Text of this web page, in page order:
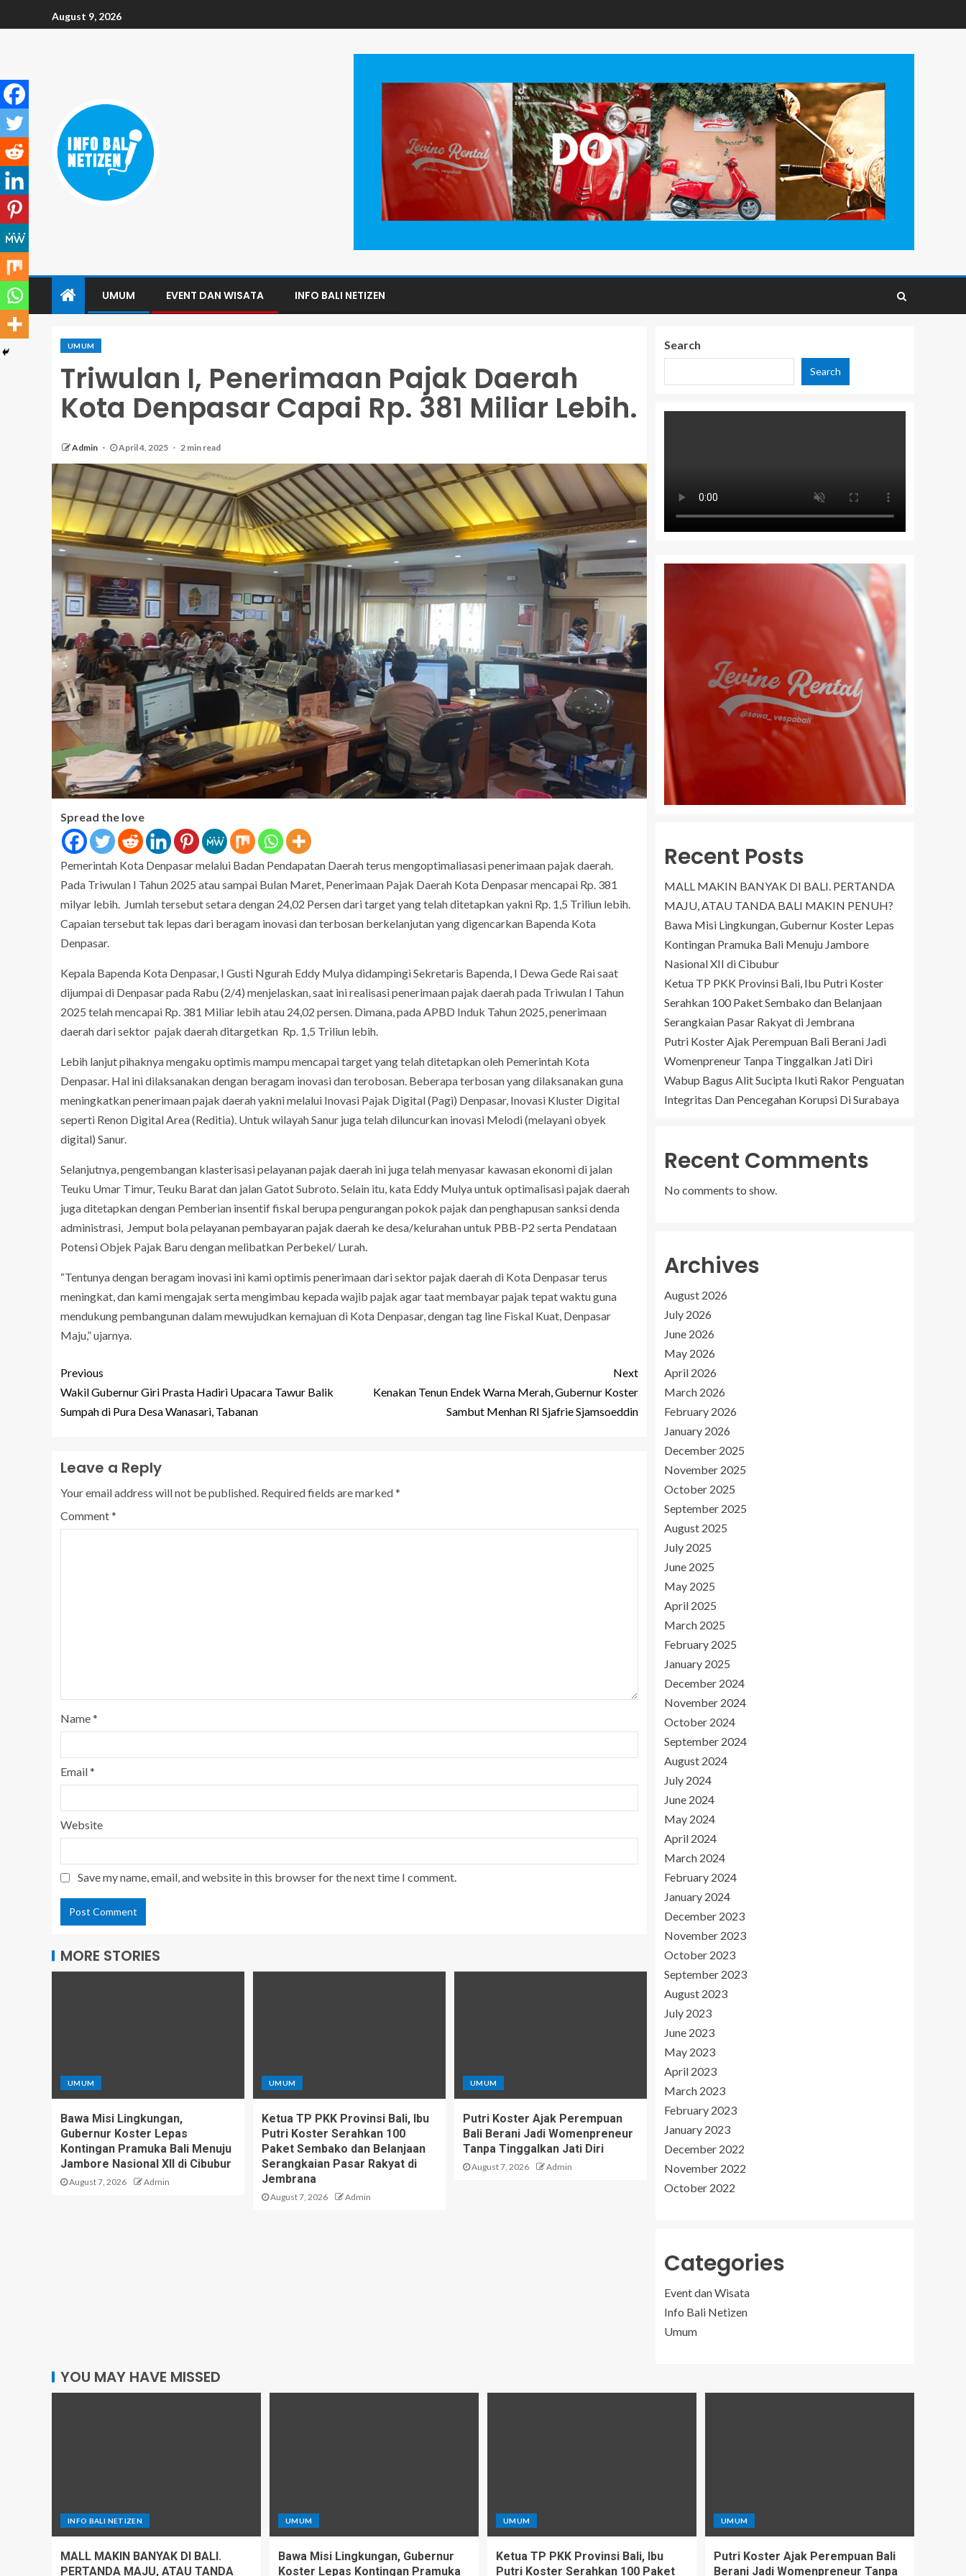
August 9, 2026
UMUM EVENT DAN WISATA INFO BALI NETIZEN
UMUM
Triwulan I, Penerimaan Pajak Daerah
Kota Denpasar Capai Rp. 381 Miliar Lebih.
Admin April 4, 2025 2 min read
Spread the love
Pemerintah Kota Denpasar melalui Badan Pendapatan Daerah terus mengoptimaliasasi penerimaan pajak daerah.
Pada Triwulan I Tahun 2025 atau sampai Bulan Maret, Penerimaan Pajak Daerah Kota Denpasar mencapai Rp. 381
milyar lebih. Jumlah tersebut setara dengan 24,02 Persen dari target yang telah ditetapkan yakni Rp. 1,5 Triliun lebih.
Capaian tersebut tak lepas dari beragam inovasi dan terbosan berkelanjutan yang digencarkan Bapenda Kota
Denpasar.
Kepala Bapenda Kota Denpasar, I Gusti Ngurah Eddy Mulya didampingi Sekretaris Bapenda, I Dewa Gede Rai saat
dijumpai di Denpasar pada Rabu (2/4) menjelaskan, saat ini realisasi penerimaan pajak daerah pada Triwulan I Tahun
2025 telah mencapai Rp. 381 Miliar lebih atau 24,02 persen. Dimana, pada APBD Induk Tahun 2025, penerimaan
daerah dari sektor pajak daerah ditargetkan Rp. 1,5 Triliun lebih.
Lebih lanjut pihaknya mengaku optimis mampu mencapai target yang telah ditetapkan oleh Pemerintah Kota
Denpasar. Hal ini dilaksanakan dengan beragam inovasi dan terobosan. Beberapa terbosan yang dilaksanakan guna
meningkatkan penerimaan pajak daerah yakni melalui Inovasi Pajak Digital (Pagi) Denpasar, Inovasi Kluster Digital
seperti Renon Digital Area (Reditia). Untuk wilayah Sanur juga telah diluncurkan inovasi Melodi (melayani obyek
digital) Sanur.
Selanjutnya, pengembangan klasterisasi pelayanan pajak daerah ini juga telah menyasar kawasan ekonomi di jalan
Teuku Umar Timur, Teuku Barat dan jalan Gatot Subroto. Selain itu, kata Eddy Mulya untuk optimalisasi pajak daerah
juga ditetapkan dengan Pemberian insentif fiskal berupa pengurangan pokok pajak dan penghapusan sanksi denda
administrasi, Jemput bola pelayanan pembayaran pajak daerah ke desa/kelurahan untuk PBB-P2 serta Pendataan
Potensi Objek Pajak Baru dengan melibatkan Perbekel/ Lurah.
“Tentunya dengan beragam inovasi ini kami optimis penerimaan dari sektor pajak daerah di Kota Denpasar terus
meningkat, dan kami mengajak serta mengimbau kepada wajib pajak agar taat membayar pajak tepat waktu guna
mendukung pembangunan dalam mewujudkan kemajuan di Kota Denpasar, dengan tag line Fiskal Kuat, Denpasar
Maju,” ujarnya.
Previous
Wakil Gubernur Giri Prasta Hadiri Upacara Tawur Balik
Sumpah di Pura Desa Wanasari, Tabanan
Next
Kenakan Tenun Endek Warna Merah, Gubernur Koster
Sambut Menhan RI Sjafrie Sjamsoeddin
Leave a Reply
Your email address will not be published. Required fields are marked*
Comment*
Name*
Email*
Website
Save my name, email, and website in this browser for the next time I comment.
MORE STORIES
UMUM
Bawa Misi Lingkungan,
Gubernur Koster Lepas
Kontingan Pramuka Bali Menuju
Jambore Nasional XII di Cibubur
August 7, 2026 Admin
UMUM
Ketua TP PKK Provinsi Bali, Ibu
Putri Koster Serahkan 100
Paket Sembako dan Belanjaan
Serangkaian Pasar Rakyat di
Jembrana
August 7, 2026 Admin
UMUM
Putri Koster Ajak Perempuan
Bali Berani Jadi Womenpreneur
Tanpa Tinggalkan Jati Diri
August 7, 2026 Admin
Search
Search
Recent Posts
MALL MAKIN BANYAK DI BALI. PERTANDA
MAJU, ATAU TANDA BALI MAKIN PENUH?
Bawa Misi Lingkungan, Gubernur Koster Lepas
Kontingan Pramuka Bali Menuju Jambore
Nasional XII di Cibubur
Ketua TP PKK Provinsi Bali, Ibu Putri Koster
Serahkan 100 Paket Sembako dan Belanjaan
Serangkaian Pasar Rakyat di Jembrana
Putri Koster Ajak Perempuan Bali Berani Jadi
Womenpreneur Tanpa Tinggalkan Jati Diri
Wabup Bagus Alit Sucipta Ikuti Rakor Penguatan
Integritas Dan Pencegahan Korupsi Di Surabaya
Recent Comments
No comments to show.
Archives
August 2026
July 2026
June 2026
May 2026
April 2026
March 2026
February 2026
January 2026
December 2025
November 2025
October 2025
September 2025
August 2025
July 2025
June 2025
May 2025
April 2025
March 2025
February 2025
January 2025
December 2024
November 2024
October 2024
September 2024
August 2024
July 2024
June 2024
May 2024
April 2024
March 2024
February 2024
January 2024
December 2023
November 2023
October 2023
September 2023
August 2023
July 2023
June 2023
May 2023
April 2023
March 2023
February 2023
January 2023
December 2022
November 2022
October 2022
Categories
Event dan Wisata
Info Bali Netizen
Umum
YOU MAY HAVE MISSED
INFO BALI NETIZEN
MALL MAKIN BANYAK DI BALI.
PERTANDA MAJU, ATAU TANDA
UMUM
Bawa Misi Lingkungan, Gubernur
Koster Lepas Kontingan Pramuka
UMUM
Ketua TP PKK Provinsi Bali, Ibu
Putri Koster Serahkan 100 Paket
UMUM
Putri Koster Ajak Perempuan Bali
Berani Jadi Womenpreneur Tanpa